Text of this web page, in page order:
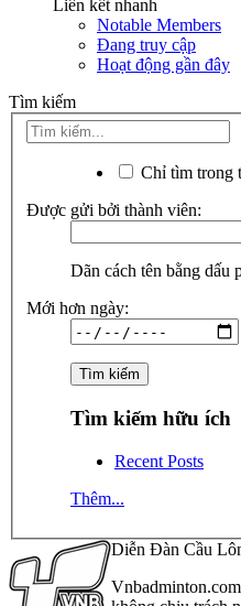
Liên kết nhanh
Notable Members
Đang truy cập
Hoạt động gần đây
Tìm kiếm
Chỉ tìm trong
Được gửi bởi thành viên:
Dãn cách tên bằng dấu
Mới hơn ngày:
Tìm kiếm hữu ích
Recent Posts
Thêm...
Diễn Đàn Cầu